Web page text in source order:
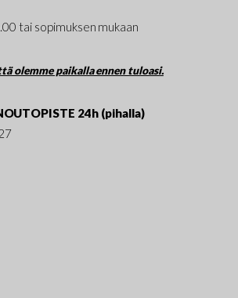
tai sopimuksen mukaan
olemme paikalla ennen tuloasi.
24h (pihalla)